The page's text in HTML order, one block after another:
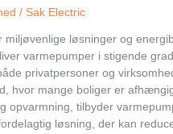
/ Sak Electric
miljøvenlige løsninger og
varmepumper i stigende
privatpersoner og
hvor mange boliger er
opvarmning, tilbyder
løsning, der kan